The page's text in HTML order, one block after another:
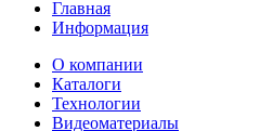
Главная
Информация
О компании
Каталоги
Технологии
Видеоматериалы